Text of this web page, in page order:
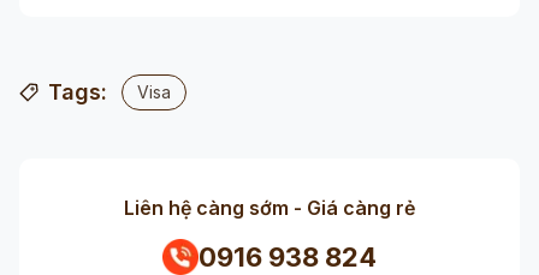
Tags: Visa
Liên hệ càng sớm - Giá càng rẻ
0916 938 824